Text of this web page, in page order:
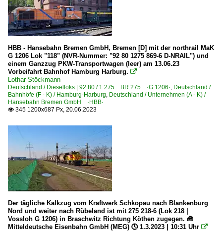
HBB - Hansebahn Bremen GmbH, Bremen [D] mit der northrail MaK
G 1206 Lok "118" (NVR-Nummer: "92 80 1275 869-6 D-NRAIL") und
einem Ganzzug PKW-Transportwagen (leer) am 13.06.23
Vorbeifahrt Bahnhof Hamburg Harburg. 
Lothar Stöckmann
Deutschland / Dieselloks | 92 80 / 1 275 BR 275 ·G 1206· Deutschland /
Bahnhöfe (F - K) / Hamburg-Harburg Deutschland / Unternehmen (A - K) /
Hansebahn Bremen GmbH ·HBB·
 345 1200x687 Px, 20.06.2023
Der tägliche Kalkzug vom Kraftwerk Schkopau nach Blankenburg
Nord und weiter nach Rübeland ist mit 275 218-6 (Lok 218 |
Vossloh G 1206) in Braschwitz Richtung Köthen zugegen. 🧰
Mitteldeutsche Eisenbahn GmbH (MEG) 🕓 1.3.2023 | 10:31 Uhr 